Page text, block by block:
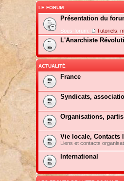
LE FORUM
Présentation du
Sous-forum: Tutoriels,
L'Anarchiste
ACTUALITÉ
France
Syndicats,
Organisations,
Vie locale, Contacts
Liens et contacts
International